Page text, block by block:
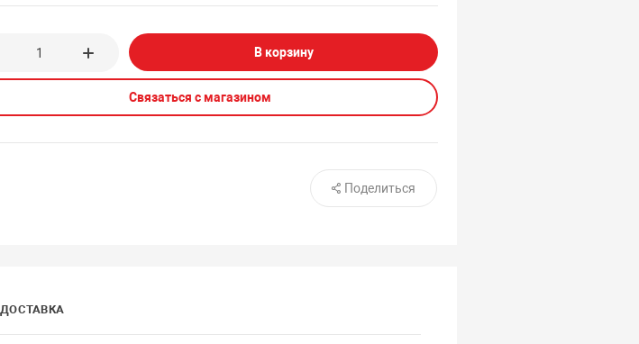
В корзину
Связаться с магазином
Поделиться
ДОСТАВКА